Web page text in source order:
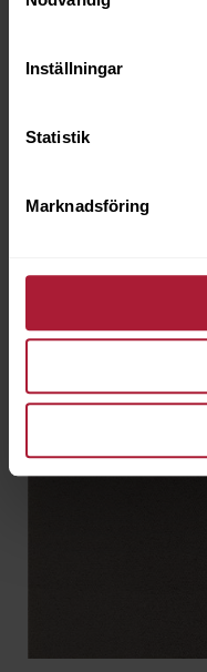
Inställningar
Statistik
Marknadsföring
VLS-0107
Beställningsvara